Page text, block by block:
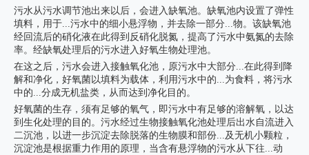
污水从污水调节池出来以后，会进入缺氧池。缺氧池内设置了弹性
填料，用于...污水中的细小悬浮物，并去除一部分...物。该缺氧池
经回流后的硝化液在此得到反硝化脱氮，提高了污水中氨氮的去除
率。经缺氧处理后的污水进入好氧生物处理池。
在这之后，污水会进入接触氧化池，原污水中大部分...在此得到降
解和净化，好氧菌以填料为载体，利用污水中的...为食料，将污水
中的...分成无机盐类，从而达到净化目的。
好氧菌的生存，须有足够的氧气，即污水中有足够的溶解氧，以达
到生化处理的目的。污水经过生物接触氧化池处理后出水自流进入
二沉池，以进一步沉淀去除脱落的生物膜和部份...及无机小颗粒，
沉淀池是根据重力作用的原理，当含有悬浮物的污水从下往...动